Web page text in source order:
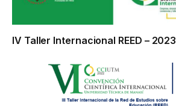
IV Taller Internacional REED – 2023